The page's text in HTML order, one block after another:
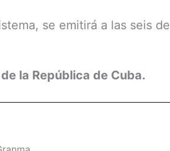
se emitirá a las seis de
la República de Cuba.